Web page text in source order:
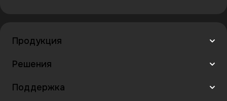
Продукция
Решения
Поддержка